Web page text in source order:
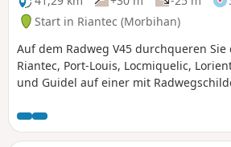
Start in Riantec (Morbihan)
Auf dem Radweg V45 durchqueren Sie
Riantec, Port-Louis, Locmiquelic,
und Guidel auf einer mit
Küstenlandschaften und die
Tour durchqueren.